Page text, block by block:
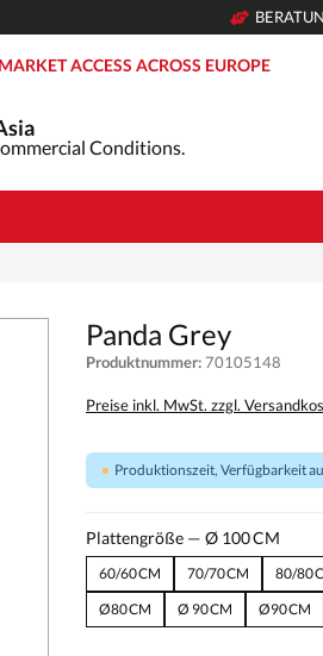
ACCESS ACROSS EUROPE
Conditions.
Panda Grey
Produktnummer:70105148
Preise inkl. MwSt. zzgl.
Produktionszeit, Verfügbarkeit
Plattengröße — Ø 100 CM
60/60 CM 70/70 CM 80/80
Ø80 CM
Ø 90 CM Ø90 CM